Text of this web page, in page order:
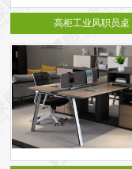
高柜工业风职员桌